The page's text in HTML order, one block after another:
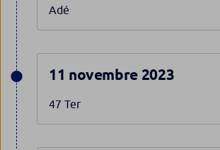
Adé
11 novembre 2023
47 Ter